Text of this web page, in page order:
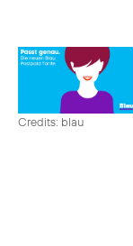
Credits: blau